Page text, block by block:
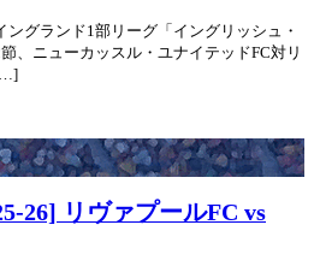
グランド1部リーグ「イングリッシュ・
、ニューカッスル・ユナイテッドFC対リ
26] リヴァプールFC vs